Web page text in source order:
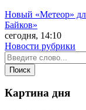
Новый «Метеор»
Байков»
сегодня, 14:10
Новости рубрики
Картина дня